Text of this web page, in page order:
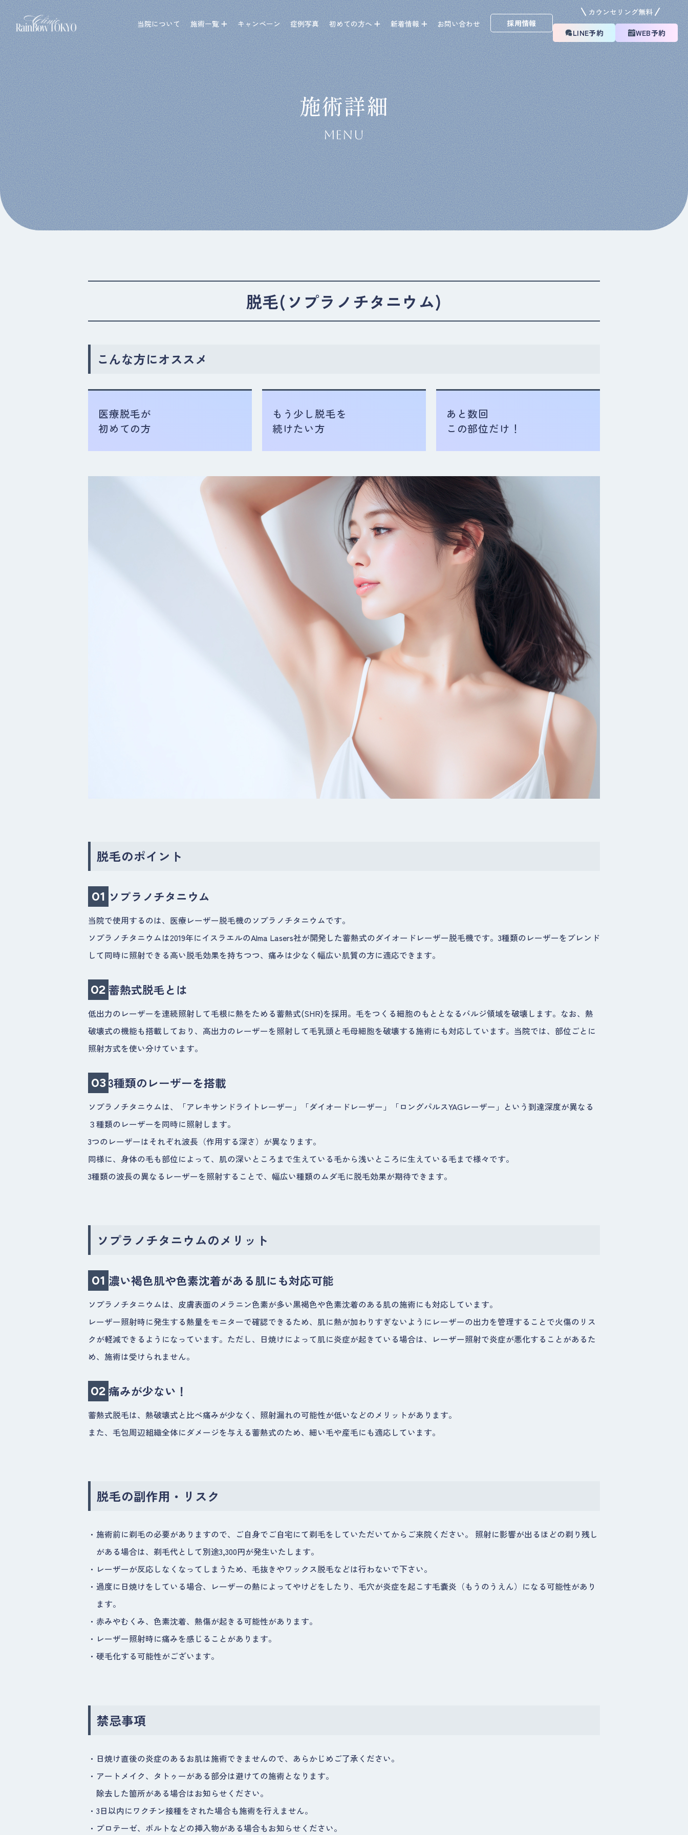
当院について 施術一覧 キャンペーン 症例写真 初めての方へ 新着情報 お問い合わせ 採用情報
カウンセリング無料
LINE予約 WEB予約
施術詳細
MENU
脱毛(ソプラノチタニウム)
こんな方にオススメ
医療脱毛が
初めての方
もう少し脱毛を
続けたい方
あと数回
この部位だけ！
脱毛のポイント
01 ソプラノチタニウム
当院で使用するのは、医療レーザー脱毛機のソプラノチタニウムです。
ソプラノチタニウムは2019年にイスラエルのAlma Lasers社が開発した蓄熱式のダイオードレーザー脱毛機です。3種類のレーザーをブレンド
して同時に照射できる高い脱毛効果を持ちつつ、痛みは少なく幅広い肌質の方に適応できます。
02 蓄熱式脱毛とは
低出力のレーザーを連続照射して毛根に熱をためる蓄熱式(SHR)を採用。毛をつくる細胞のもととなるバルジ領域を破壊します。なお、熱
破壊式の機能も搭載しており、高出力のレーザーを照射して毛乳頭と毛母細胞を破壊する施術にも対応しています。当院では、部位ごとに
照射方式を使い分けています。
033種類のレーザーを搭載
ソプラノチタニウムは、「アレキサンドライトレーザー」「ダイオードレーザー」「ロングパルスYAGレーザー」という到達深度が異なる
３種類のレーザーを同時に照射します。
3つのレーザーはそれぞれ波長（作用する深さ）が異なります。
同様に、身体の毛も部位によって、肌の深いところまで生えている毛から浅いところに生えている毛まで様々です。
3種類の波長の異なるレーザーを照射することで、幅広い種類のムダ毛に脱毛効果が期待できます。
ソプラノチタニウムのメリット
01 濃い褐色肌や色素沈着がある肌にも対応可能
ソプラノチタニウムは、皮膚表面のメラニン色素が多い黒褐色や色素沈着のある肌の施術にも対応しています。
レーザー照射時に発生する熱量をモニターで確認できるため、肌に熱が加わりすぎないようにレーザーの出力を管理することで火傷のリス
クが軽減できるようになっています。ただし、日焼けによって肌に炎症が起きている場合は、レーザー照射で炎症が悪化することがあるた
め、施術は受けられません。
02 痛みが少ない！
蓄熱式脱毛は、熱破壊式と比べ痛みが少なく、照射漏れの可能性が低いなどのメリットがあります。
また、毛包周辺組織全体にダメージを与える蓄熱式のため、細い毛や産毛にも適応しています。
脱毛の副作用・リスク
・ 施術前に剃毛の必要がありますので、ご自身でご自宅にて剃毛をしていただいてからご来院ください。 照射に影響が出るほどの剃り残し
がある場合は、剃毛代として別途3,300円が発生いたします。
・ レーザーが反応しなくなってしまうため、毛抜きやワックス脱毛などは行わないで下さい。
・ 過度に日焼けをしている場合、レーザーの熱によってやけどをしたり、毛穴が炎症を起こす毛嚢炎（もうのうえん）になる可能性があり
ます。
・ 赤みやむくみ、色素沈着、熱傷が起きる可能性があります。
・ レーザー照射時に痛みを感じることがあります。
・ 硬毛化する可能性がございます。
禁忌事項
・ 日焼け直後の炎症のあるお肌は施術できませんので、あらかじめご了承ください。
・ アートメイク、タトゥーがある部分は避けての施術となります。
除去した箇所がある場合はお知らせください。
・ 3日以内にワクチン接種をされた場合も施術を行えません。
・ プロテーゼ、ボルトなどの挿入物がある場合もお知らせください。